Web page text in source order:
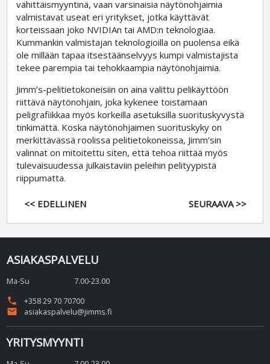
vähittäismyyntinä, vaan varsinaisia näytönohjaimia
valmistavat useat eri yritykset, jotka käyttävät
korteissaan joko NVIDIAn tai AMD:n teknologiaa.
Kummankin valmistajan teknologioilla on puolensa eikä
ole millään tapaa itsestäänselvyys kumpi valmistajista
tekee parempia tai tehokkaampia näytönohjaimia.
Jimm’s-pelitietokoneisiin on aina valittu pelikäyttöön
riittävä näytönohjain, joka kykenee toistamaan
peligrafiikkaa myös korkeilla asetuksilla suorituskyvystä
tinkimättä. Koska näytönohjaimen suorituskyky on
merkittävässä roolissa pelitietokoneissa, Jimm’sin
valinnat on mitoitettu siten, että tehoa riittää myös
tulevaisuudessa julkaistaviin peleihin pelityypistä
riippumatta.
<< EDELLINEN SEURAAVA >>
ASIAKASPALVELU
Ma-Su
7.00-23.00
phone
+358 29 70 70700
email
asiakaspalvelu@jimms.fi
YRITYSMYYNTI